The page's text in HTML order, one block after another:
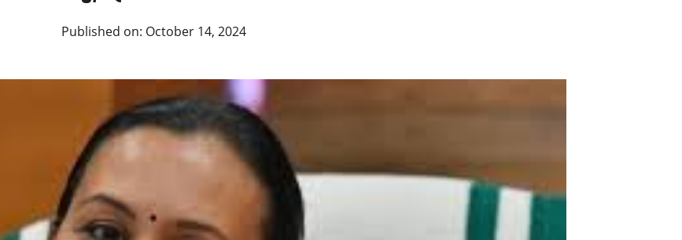
Published on: October 14, 2024